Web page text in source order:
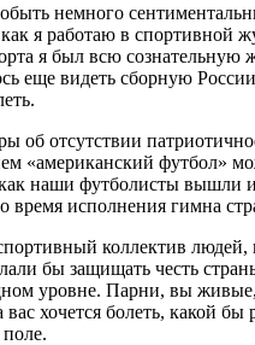
немного
я работаю в спортивной
я был всю сознательную
еще видеть сборную
об отсутствии
«американский футбол»
наши футболисты вышли
время исполнения гимна
коллектив людей,
бы защищать честь
уровне. Парни, вы
хочется болеть, какой бы